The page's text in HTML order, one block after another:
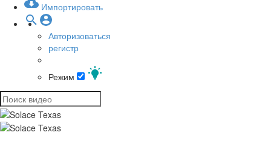
Импортировать
Авторизоваться
регистр
Режим